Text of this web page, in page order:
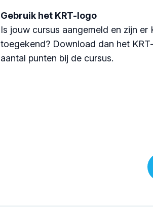
Gebruik het KRT-logo
Is jouw cursus aangemeld en zijn er
toegekend? Download dan het
aantal punten bij de cursus.